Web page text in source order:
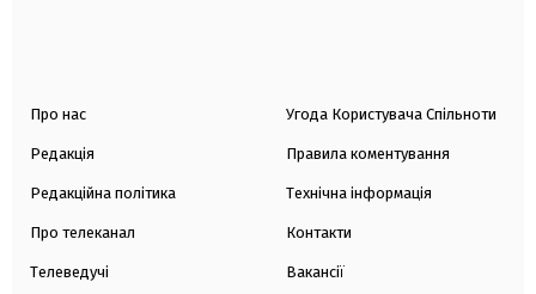
Про нас
Редакція
Редакційна політика
Про телеканал
Телеведучі
Угода Користувача Спільноти
Правила коментування
Технічна інформація
Контакти
Вакансії